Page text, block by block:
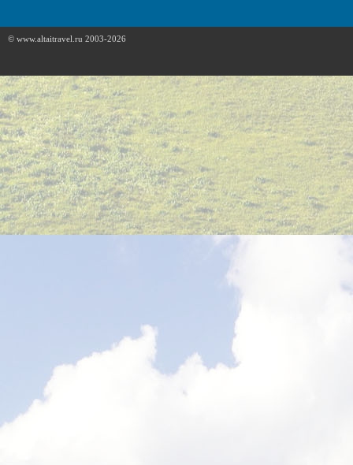
© www.altaitravel.ru 2003-2026